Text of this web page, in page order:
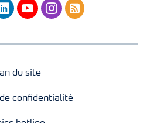
youtubeinstagram
rss
du site
confidentialité